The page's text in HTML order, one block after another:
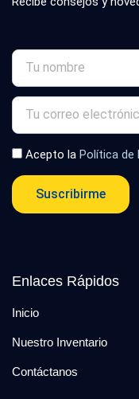
Acepto la Política de
Suscribirme
Enlaces Rápidos
Inicio
Nuestro Inventario
Contáctanos